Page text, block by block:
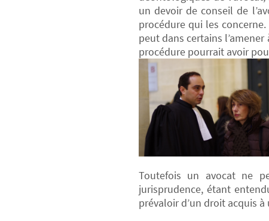
un devoir de conseil de
procédure qui les
peut dans certains
procédure pourrait avoir
Toutefois un avocat ne
jurisprudence, étant
prévaloir d’un droit acquis